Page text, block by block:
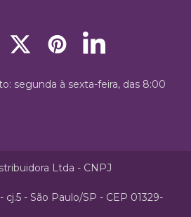
segunda à sexta-feira, das 8:00
Ltda - CNPJ
cj.5 - São Paulo/SP - CEP 01329-